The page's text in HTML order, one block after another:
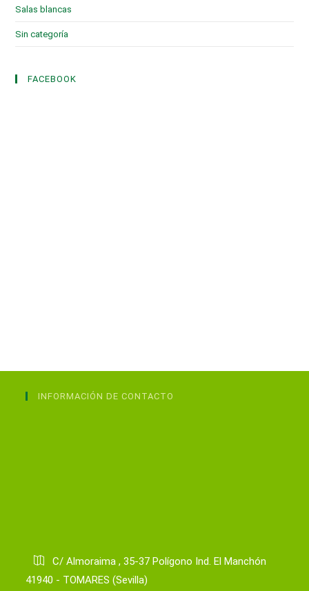
Salas blancas
Sin categoría
FACEBOOK
INFORMACIÓN DE CONTACTO
C/ Almoraima , 35-37 Polígono Ind. El Manchón
41940 - TOMARES (Sevilla)